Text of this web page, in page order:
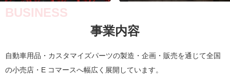
BUSINESS
事業内容
自動車用品・カスタマイズパーツの製造・企画・販売を通じて全国
の小売店・E コマースへ幅広く展開しています。